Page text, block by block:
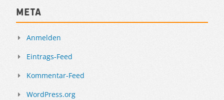
Meta
Anmelden
Eintrags-Feed
Kommentar-Feed
WordPress.org